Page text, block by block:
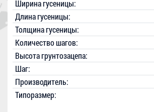
Ширина гусеницы:
Длина гусеницы:
Толщина гусеницы:
Количество шагов:
Высота грунтозацепа:
Шаг:
Производитель:
Типоразмер: